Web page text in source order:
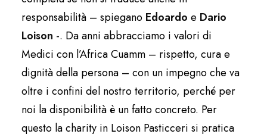
responsabilità – spiegano Edoardo e Dario
Loison -. Da anni abbracciamo i valori di
Medici con l’Africa Cuamm – rispetto, cura e
dignità della persona – con un impegno che va
oltre i confini del nostro territorio, perché per
noi la disponibilità è un fatto concreto. Per
questo la charity in Loison Pasticceri si pratica